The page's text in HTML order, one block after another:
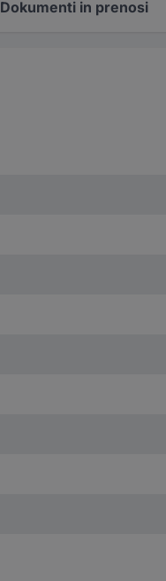
Dokumenti in prenosi